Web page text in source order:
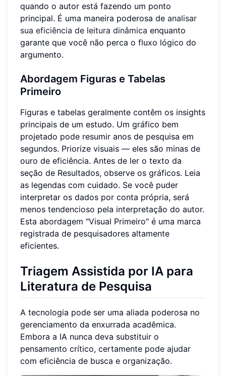
quando o autor está fazendo um ponto
principal. É uma maneira poderosa de analisar
sua eficiência de leitura dinâmica enquanto
garante que você não perca o fluxo lógico do
argumento.
Abordagem Figuras e Tabelas
Primeiro
Figuras e tabelas geralmente contêm os insights
principais de um estudo. Um gráfico bem
projetado pode resumir anos de pesquisa em
segundos. Priorize visuais — eles são minas de
ouro de eficiência. Antes de ler o texto da
seção de Resultados, observe os gráficos. Leia
as legendas com cuidado. Se você puder
interpretar os dados por conta própria, será
menos tendencioso pela interpretação do autor.
Esta abordagem "Visual Primeiro" é uma marca
registrada de pesquisadores altamente
eficientes.
Triagem Assistida por IA para
Literatura de Pesquisa
A tecnologia pode ser uma aliada poderosa no
gerenciamento da enxurrada acadêmica.
Embora a IA nunca deva substituir o
pensamento crítico, certamente pode ajudar
com eficiência de busca e organização.